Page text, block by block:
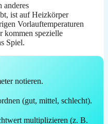
anderes
ist auf Heizkörper
Vorlauftemperaturen
kommen spezielle
Spiel.
notieren.
(gut, mittel, schlecht).
multiplizieren (z. B.